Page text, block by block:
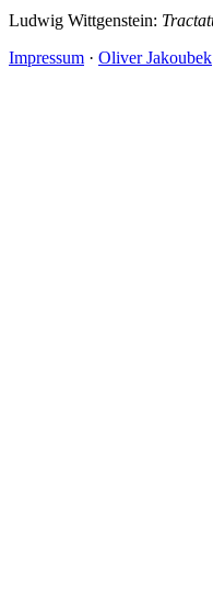
Ludwig Wittgenstein:
Impressum · Oliver Jakoubek